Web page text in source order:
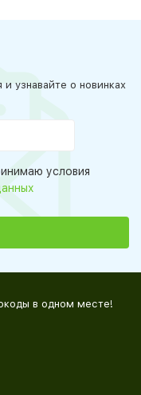
узнавайте о новинках
условия
в одном месте!